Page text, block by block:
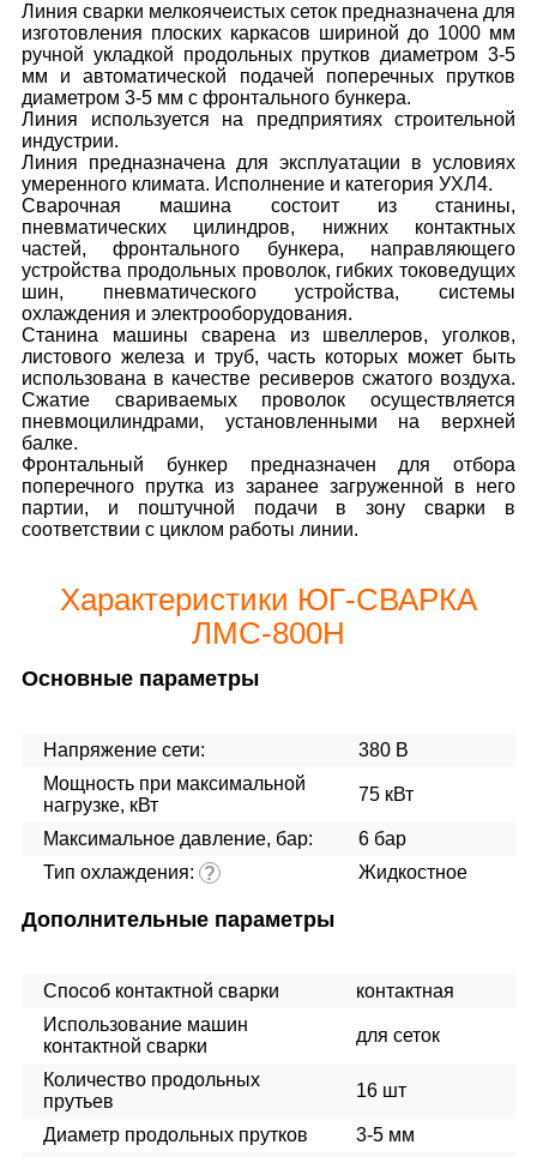
Линия сварки мелкоячеистых сеток предназначена для
изготовления плоских каркасов шириной до 1000 мм
ручной укладкой продольных прутков диаметром 3-5
мм и автоматической подачей поперечных прутков
диаметром 3-5 мм с фронтального бункера.
Линия используется на предприятиях строительной
индустрии.
Линия предназначена для эксплуатации в условиях
умеренного климата. Исполнение и категория УХЛ4.
Сварочная машина состоит из станины,
пневматических цилиндров, нижних контактных
частей, фронтального бункера, направляющего
устройства продольных проволок, гибких токоведущих
шин, пневматического устройства, системы
охлаждения и электрооборудования.
Станина машины сварена из швеллеров, уголков,
листового железа и труб, часть которых может быть
использована в качестве ресиверов сжатого воздуха.
Сжатие свариваемых проволок осуществляется
пневмоцилиндрами, установленными на верхней
балке.
Фронтальный бункер предназначен для отбора
поперечного прутка из заранее загруженной в него
партии, и поштучной подачи в зону сварки в
соответствии с циклом работы линии.
Характеристики ЮГ-СВАРКА
ЛМС-800Н
Основные параметры
Напряжение сети:
380 В
Мощность при максимальной
нагрузке, кВт
75 кВт
Максимальное давление, бар:
6 бар
Тип охлаждения: ? Жидкостное
Дополнительные параметры
Способ контактной сварки
контактная
Использование машин
контактной сварки
для сеток
Количество продольных
прутьев
16 шт
Диаметр продольных прутков
3-5 мм